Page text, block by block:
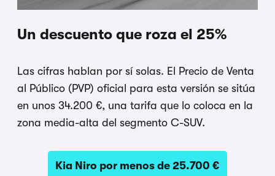
Un descuento que roza el 25%
Las cifras hablan por sí solas. El Precio de Venta
al Público (PVP) oficial para esta versión se sitúa
en unos 34.200 €, una tarifa que lo coloca en la
zona media-alta del segmento C-SUV.
Kia Niro por menos de 25.700 €